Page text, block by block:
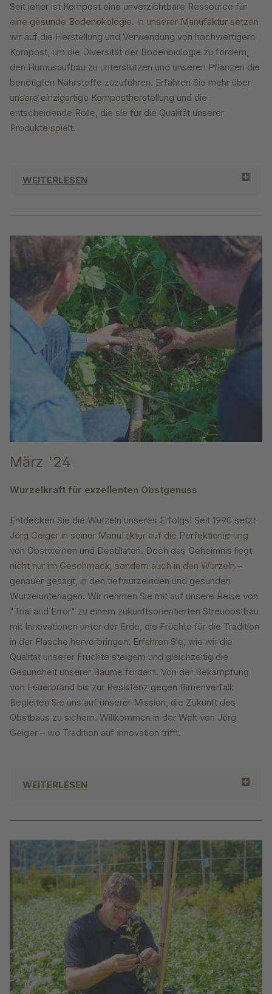
Seit jeher ist Kompost eine unverzichtbare Ressource für
eine gesunde Bodenökologie. In unserer Manufaktur setzen
wir auf die Herstellung und Verwendung von hochwertigem
Kompost, um die Diversität der Bodenbiologie zu fördern,
den Humusaufbau zu unterstützen und unseren Pflanzen die
benötigten Nährstoffe zuzuführen. Erfahren Sie mehr über
unsere einzigartige Kompostherstellung und die
entscheidende Rolle, die sie für die Qualität unserer
Produkte spielt.
WEITERLESEN
März '24
Wurzelkraft für exzellenten Obstgenuss
Entdecken Sie die Wurzeln unseres Erfolgs! Seit 1990 setzt
Jörg Geiger in seiner Manufaktur auf die Perfektionierung
von Obstweinen und Destillaten. Doch das Geheimnis liegt
nicht nur im Geschmack, sondern auch in den Wurzeln –
genauer gesagt, in den tiefwurzelnden und gesunden
Wurzelunterlagen. Wir nehmen Sie mit auf unsere Reise von
"Trial and Error" zu einem zukunftsorientierten Streuobstbau
mit Innovationen unter der Erde, die Früchte für die Tradition
in der Flasche hervorbringen. Erfahren Sie, wie wir die
Qualität unserer Früchte steigern und gleichzeitig die
Gesundheit unserer Bäume fördern. Von der Bekämpfung
von Feuerbrand bis zur Resistenz gegen Birnenverfall:
Begleiten Sie uns auf unserer Mission, die Zukunft des
Obstbaus zu sichern. Willkommen in der Welt von Jörg
Geiger – wo Tradition auf Innovation trifft.
WEITERLESEN